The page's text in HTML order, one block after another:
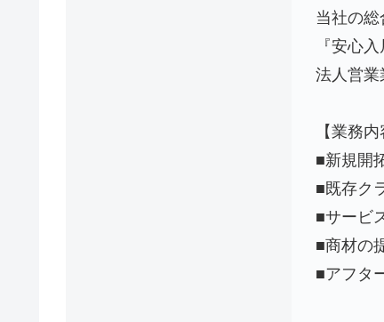
当社の
『安⼼
法⼈営業
【業務内
■新規開
■既存ク
■サービ
■商材の
■アフタ